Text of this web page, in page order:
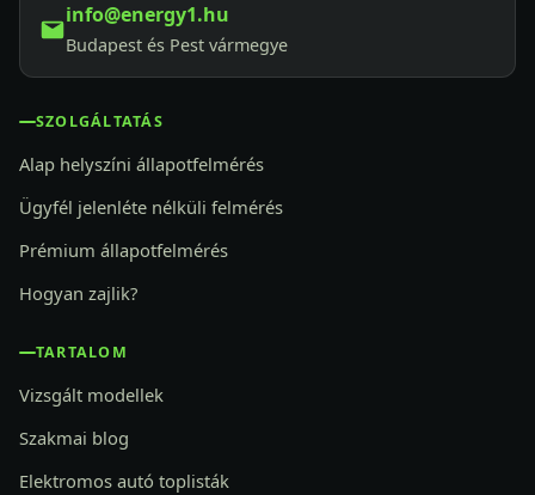
info@energy1.hu
Budapest és Pest vármegye
SZOLGÁLTATÁS
Alap helyszíni állapotfelmérés
Ügyfél jelenléte nélküli felmérés
Prémium állapotfelmérés
Hogyan zajlik?
TARTALOM
Vizsgált modellek
Szakmai blog
Elektromos autó toplisták